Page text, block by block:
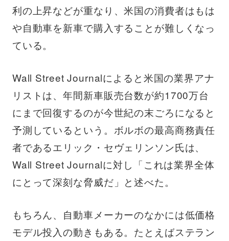
利の上昇などが重なり、米国の消費者はもは
や自動車を新車で購入することが難しくなっ
ている。
Wall Street Journalによると米国の業界アナ
リストは、年間新車販売台数が約1700万台
にまで回復するのが今世紀の末ごろになると
予測しているという。ボルボの最高商務責任
者であるエリック・セヴェリンソン氏は、
Wall Street Journalに対し「これは業界全体
にとって深刻な脅威だ」と述べた。
もちろん、自動車メーカーのなかには低価格
モデル投入の動きもある。たとえばステラン